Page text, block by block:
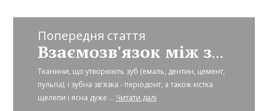
Попередня стаття
Взаємозв'язок між захворюваннями ротової порожнини і хворобами внутрішніх органів
Тканини, що утворюють зуб (емаль, дентин, цемент,
пульпа), і зубна зв'язка - періодонт, а також кістка
щелепи і ясна дуже ... Читати далі